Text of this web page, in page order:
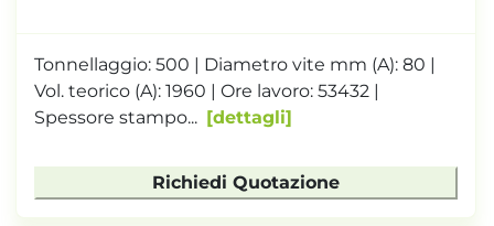
Tonnellaggio: 500 | Diametro vite mm (A): 80 |
Vol. teorico (A): 1960 | Ore lavoro: 53432 |
Spessore stampo...
dettagli
Richiedi Quotazione